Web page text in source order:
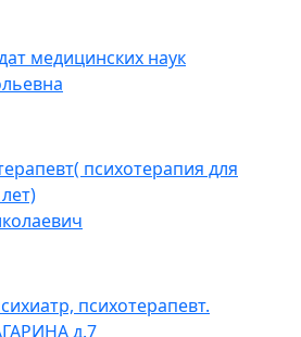
медицинских наук
психотерапия для
психотерапевт.
д.7